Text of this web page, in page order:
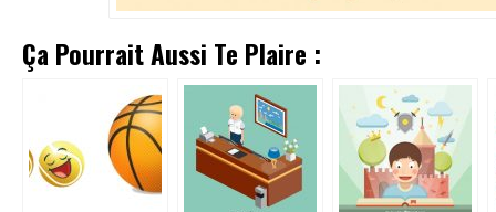
Ça Pourrait Aussi Te Plaire :